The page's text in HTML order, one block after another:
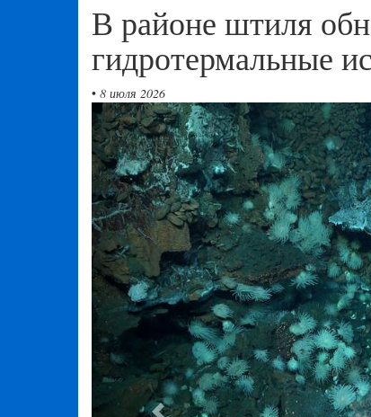
В районе штиля
гидротермальные
• 8 июля 2026
Previous